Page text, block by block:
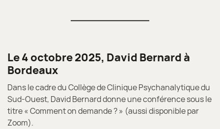
Le 4 octobre 2025, David Bernard à
Bordeaux
Dans le cadre du Collège de Clinique Psychanalytique du
Sud-Ouest, David Bernard donne une conférence sous le
titre « Comment on demande ? » (aussi disponible par
Zoom).